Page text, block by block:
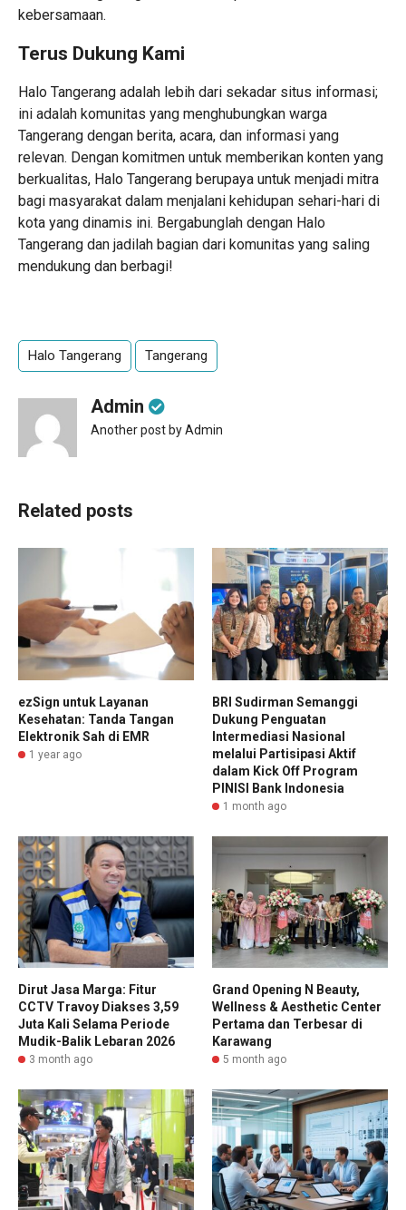
kebersamaan.
Terus Dukung Kami
Halo Tangerang adalah lebih dari sekadar situs informasi;
ini adalah komunitas yang menghubungkan warga
Tangerang dengan berita, acara, dan informasi yang
relevan. Dengan komitmen untuk memberikan konten yang
berkualitas, Halo Tangerang berupaya untuk menjadi mitra
bagi masyarakat dalam menjalani kehidupan sehari-hari di
kota yang dinamis ini. Bergabunglah dengan Halo
Tangerang dan jadilah bagian dari komunitas yang saling
mendukung dan berbagi!
Halo Tangerang Tangerang
Admin
Another post by Admin
Related posts
ezSign untuk Layanan
Kesehatan: Tanda Tangan
Elektronik Sah di EMR
1 year ago
BRI Sudirman Semanggi
Dukung Penguatan
Intermediasi Nasional
melalui Partisipasi Aktif
dalam Kick Off Program
PINISI Bank Indonesia
1 month ago
Dirut Jasa Marga: Fitur
CCTV Travoy Diakses 3,59
Juta Kali Selama Periode
Mudik-Balik Lebaran 2026
3 month ago
Grand Opening N Beauty,
Wellness & Aesthetic Center
Pertama dan Terbesar di
Karawang
5 month ago